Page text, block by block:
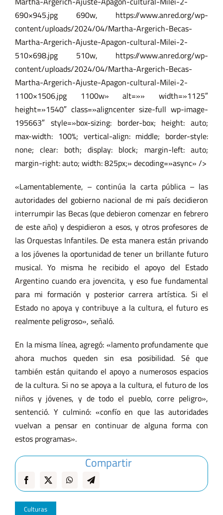
690×945.jpg690w, https://www.anred.org/wp-
content/uploads/2024/04/Martha-Argerich-Becas-
Martha-Argerich-Ajuste-Apagon-cultural-Milei-2-
510×698.jpg510w, https://www.anred.org/wp-
content/uploads/2024/04/Martha-Argerich-Becas-
Martha-Argerich-Ajuste-Apagon-cultural-Milei-2-
1100×1506.jpg1100w» alt=»» width=»1125″
height=»1540″ class=»aligncenter size-full wp-image-
195663″ style=»box-sizing: border-box; height: auto;
max-width: 100%; vertical-align: middle; border-style:
none; clear: both; display: block; margin-left: auto;
margin-right: auto; width: 825px;» decoding=»async» />
«Lamentablemente, – continúa la carta pública – las
autoridades del gobierno nacional de mi país decidieron
interrumpir las Becas (que debieron comenzar en febrero
de este año) y despidieron a esos, y otros profesores de
las Orquestas Infantiles. De esta manera están privando
a los jóvenes la oportunidad de tener un brillante futuro
musical. Yo misma he recibido el apoyo del Estado
Argentino cuando era jovencita, y eso fue fundamental
para mi formación y posterior carrera artística. Si el
Estado no apoya y contribuye a la cultura, el futuro es
realmente peligroso», señaló.
En la misma línea, agregó: «lamento profundamente que
ahora muchos queden sin esa posibilidad. Sé que
también están quitando el apoyo a numerosos espacios
de la cultura. Si no se apoya a la cultura, el futuro de los
niños y jóvenes, y de todo el pueblo, corre peligro»,
sentenció. Y culminó: «confío en que las autoridades
vuelvan a pensar en continuar de alguna forma con
estos programas».
Compartir
Culturas